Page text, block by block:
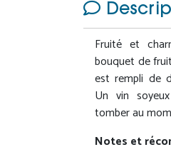
Fruité et
bouquet de
est rempli de
Un vin
tomber au
Notes et